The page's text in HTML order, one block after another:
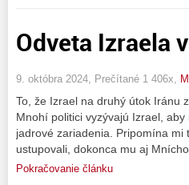
Odveta Izraela
9. októbra 2024, Prečítané 1 406x,
To, že Izrael na druhý útok Iránu
Mnohí politici vyzývajú Izrael,
jadrové zariadenia. Pripomína mi
ustupovali, dokonca mu aj
Pokračovanie článku